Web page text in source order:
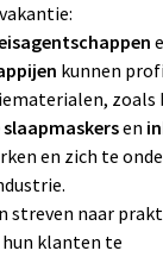
kunnen
zoals
en
en zich te
streven naar
hun klanten te